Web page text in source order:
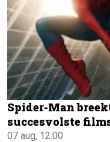
Spider-Man
succesvolste
07 aug, 12:00